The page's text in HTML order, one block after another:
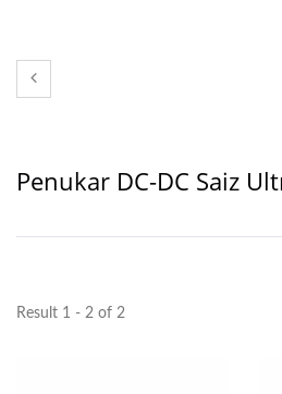
Penukar DC-DC Saiz
Result 1 - 2 of 2